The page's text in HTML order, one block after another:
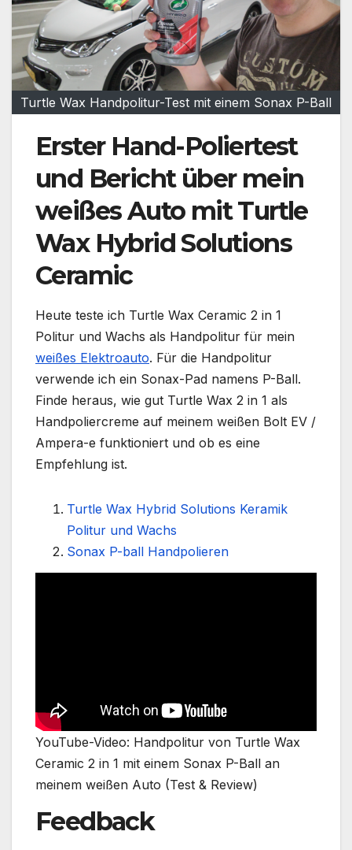
Turtle Wax Handpolitur-Test mit einem Sonax P-Ball
Erster Hand-Poliertest
und Bericht über mein
weißes Auto mit Turtle
Wax Hybrid Solutions
Ceramic
Heute teste ich Turtle Wax Ceramic 2 in 1
Politur und Wachs als Handpolitur für mein
weißes Elektroauto. Für die Handpolitur
verwende ich ein Sonax-Pad namens P-Ball.
Finde heraus, wie gut Turtle Wax 2 in 1 als
Handpoliercreme auf meinem weißen Bolt EV /
Ampera-e funktioniert und ob es eine
Empfehlung ist.
Turtle Wax Hybrid Solutions Keramik
Politur und Wachs
Sonax P-ball Handpolieren
YouTube-Video: Handpolitur von Turtle Wax
Ceramic 2 in 1 mit einem Sonax P-Ball an
meinem weißen Auto (Test & Review)
Feedback